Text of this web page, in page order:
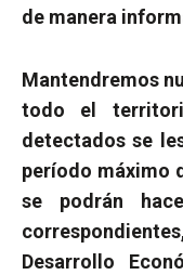
de manera
Mantendremos
todo el
detectados se
período máximo
se podrán
Desarrollo